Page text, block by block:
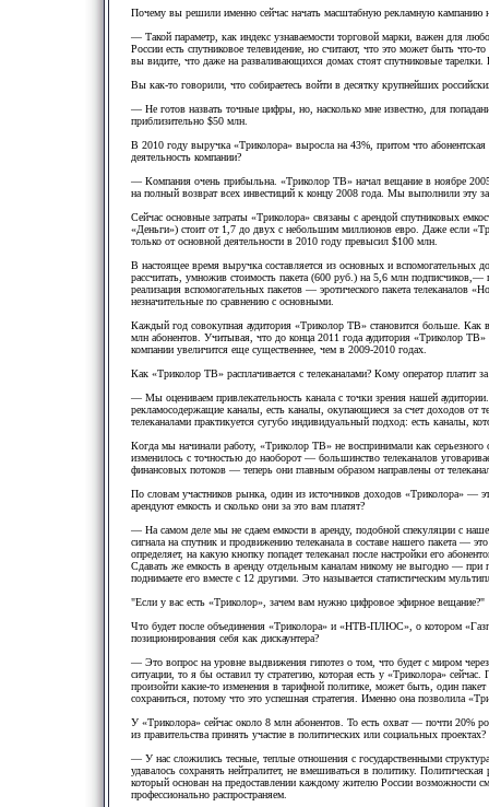
Почему вы решили именно сейчас начать масштабную рекламную кампанию
— Такой параметр, как индекс узнаваемости торговой марки, важен для
России есть спутниковое телевидение, но считают, что это может быть
вы видите, что даже на разваливающихся домах стоят спутниковые
Вы как-то говорили, что собираетесь войти в десятку крупнейших
— Не готов назвать точные цифры, но, насколько мне известно, для
приблизительно $50 млн.
В 2010 году выручка «Триколора» выросла на 43%, притом что
деятельность компании?
— Компания очень прибыльна. «Триколор ТВ» начал вещание в ноябре
на полный возврат всех инвестиций к концу 2008 года. Мы выполнили эту
Сейчас основные затраты «Триколора» связаны с арендой спутниковых
«Деньги») стоит от 1,7 до двух с небольшим миллионов евро. Даже если
только от основной деятельности в 2010 году превысил $100 млн.
В настоящее время выручка составляется из основных и
рассчитать, умножив стоимость пакета (600 руб.) на 5,6 млн
реализация вспомогательных пакетов — эротического пакета
незначительные по сравнению с основными.
Каждый год совокупная аудитория «Триколор ТВ» становится больше.
млн абонентов. Учитывая, что до конца 2011 года аудитория «Триколор
компании увеличится еще существеннее, чем в 2009-2010 годах.
Как «Триколор ТВ» расплачивается с телеканалами? Кому оператор платит
— Мы оцениваем привлекательность канала с точки зрения нашей
рекламосодержащие каналы, есть каналы, окупающиеся за счет доходов от
телеканалами практикуется сугубо индивидуальный подход: есть каналы,
Когда мы начинали работу, «Триколор ТВ» не воспринимали как
изменилось с точностью до наоборот — большинство телеканалов
финансовых потоков — теперь они главным образом направлены от
По словам участников рынка, один из источников доходов «Триколора» —
арендуют емкость и сколько они за это вам платят?
— На самом деле мы не сдаем емкости в аренду, подобной спекуляции с
сигнала на спутник и продвижению телеканала в составе нашего пакета —
определяет, на какую кнопку попадет телеканал после настройки его
Сдавать же емкость в аренду отдельным каналам никому не выгодно — при
поднимаете его вместе с 12 другими. Это называется статистическим
"Если у вас есть «Триколор», зачем вам нужно цифровое эфирное вещание?"
Что будет после объединения «Триколора» и «НТВ-ПЛЮС», о котором
позиционирования себя как дискаунтера?
— Это вопрос на уровне выдвижения гипотез о том, что будет с миром через
ситуации, то я бы оставил ту стратегию, которая есть у «Триколора»
произойти какие-то изменения в тарифной политике, может быть, один
сохраниться, потому что это успешная стратегия. Именно она позволила
У «Триколора» сейчас около 8 млн абонентов. То есть охват — почти 20%
из правительства принять участие в политических или социальных проектах?
— У нас сложились тесные, теплые отношения с государственными
удавалось сохранять нейтралитет, не вмешиваться в политику.
который основан на предоставлении каждому жителю России возможности
профессионально распространяем.